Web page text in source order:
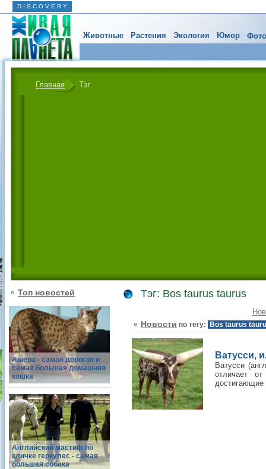
D I S C O V E R Y
Животные Растения Экология Юмор
Главная Тэг
Топ новостей
Ашера - самая дорогая и
самая большая домашняя
кошка
Английский мастиф по
кличке геркулес - самая
большая собака
Тэг: Bos taurus taurus
Новости по тегу: Bos taurus
Ватусси,
Ватусси
отличает
достигающие